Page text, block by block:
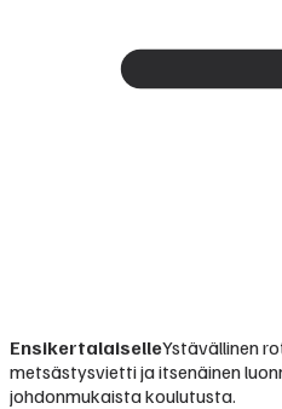
EnsikertalaiselleYstävällinen
metsästysvietti ja itsenäinen
johdonmukaista koulutusta.